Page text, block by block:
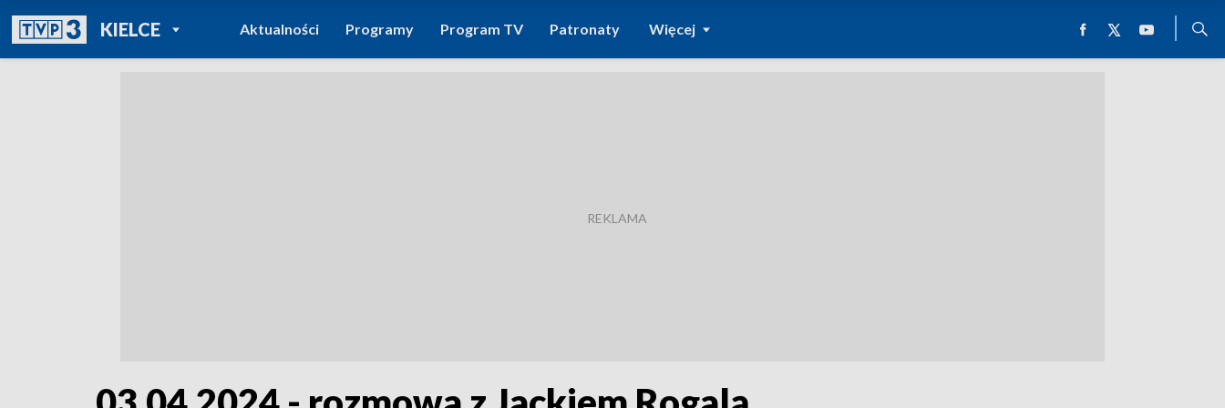
KIELCEPOWRÓT DO
TVP REGIONY
Aktualności Programy Program TV Patronaty Więcej